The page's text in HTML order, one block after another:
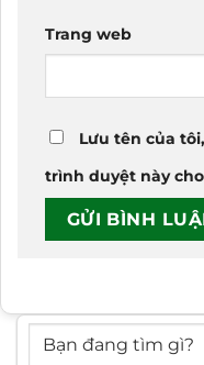
Trang web
Lưu tên của
trình duyệt này